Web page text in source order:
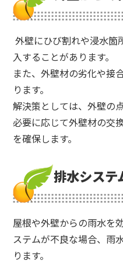
外壁にひび割れや浸水箇
入することがあります。
また、外壁材の劣化や接
ります。
解決策としては、外壁の
必要に応じて外壁材の交
を確保します。
排水システ
屋根や外壁からの雨水を
ステムが不良な場合、雨
ります。